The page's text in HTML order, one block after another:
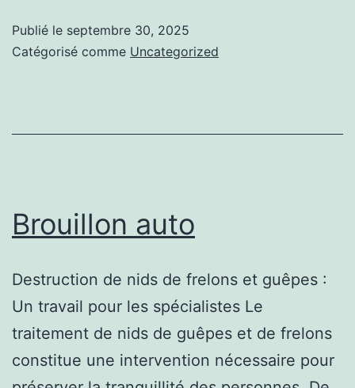
Publié le septembre 30, 2025
Catégorisé comme Uncategorized
Brouillon auto
Destruction de nids de frelons et guêpes :
Un travail pour les spécialistes Le
traitement de nids de guêpes et de frelons
constitue une intervention nécessaire pour